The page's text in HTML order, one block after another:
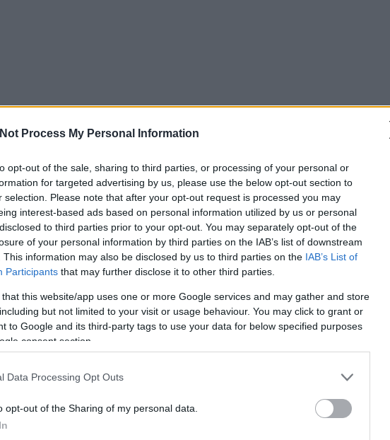
Process My Personal Information
opt-out of the sale, sharing to third parties, or processing of your personal or
for targeted advertising by us, please use the below opt-out section to
selection. Please note that after your opt-out request is processed you may
interest-based ads based on personal information utilized by us or personal
to third parties prior to your opt-out. You may separately opt-out of the
of your personal information by third parties on the IAB’s list of downstream
This information may also be disclosed by us to third parties on the IAB’s List of
Participants that may further disclose it to other third parties.
that this website/app uses one or more Google services and may gather and store
but not limited to your visit or usage behaviour. You may click to grant or
to Google and its third-party tags to use your data for below specified purposes
consent section.
Data Processing Opt Outs
opt-out of the Sharing of my personal data.
helm
Zenével
számítógépes
Kraftwerk-
lemezek
EZT HALLGASD!
EGY
ÚJ BOB
ZENE